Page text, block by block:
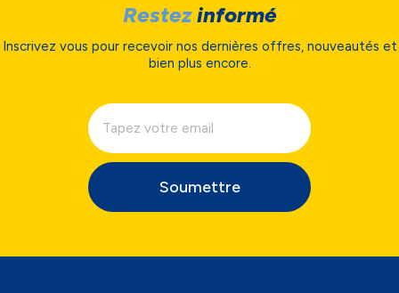
Restezinformé
Inscrivez vous pour recevoir nos dernières offres, nouveautés et
bien plus encore.
Soumettre